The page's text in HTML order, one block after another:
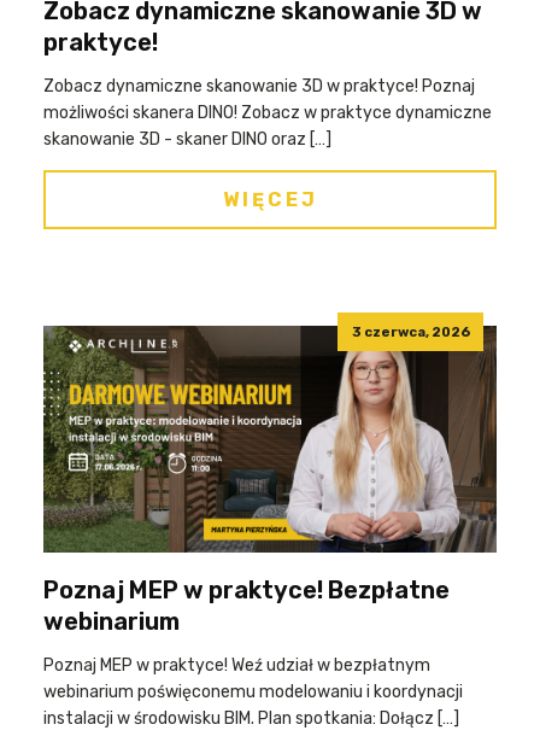
Zobacz dynamiczne skanowanie 3D w
praktyce!
Zobacz dynamiczne skanowanie 3D w praktyce! Poznaj
możliwości skanera DINO! Zobacz w praktyce dynamiczne
skanowanie 3D - skaner DINO oraz […]
WIĘCEJ
3 czerwca, 2026
Poznaj MEP w praktyce! Bezpłatne
webinarium
Poznaj MEP w praktyce! Weź udział w bezpłatnym
webinarium poświęconemu modelowaniu i koordynacji
instalacji w środowisku BIM. Plan spotkania: Dołącz […]